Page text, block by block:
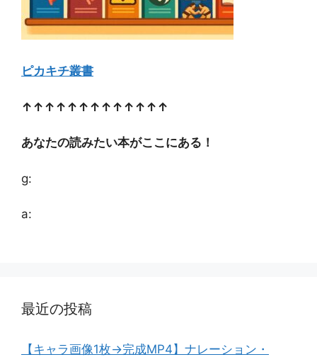
ピカキチ叢書
↑↑↑↑↑↑↑↑↑↑↑↑↑
あなたの読みたい本がここにある！
g:
a:
最近の投稿
【キャラ画像1枚→完成MP4】ナレーション・